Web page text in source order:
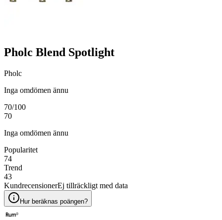
Pholc Blend Spotlight
Pholc
Inga omdömen ännu
70/100
70
Inga omdömen ännu
Popularitet
74
Trend
43
KundrecensionerEj tillräckligt med data
Hur beräknas poängen?